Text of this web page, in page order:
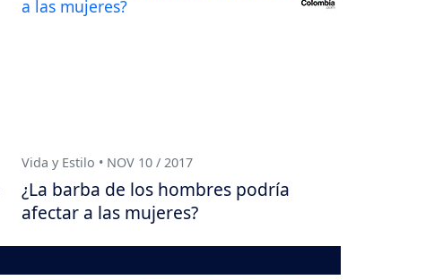
Vida y Estilo • NOV 10 / 2017
¿La barba de los hombres podría
afectar a las mujeres?